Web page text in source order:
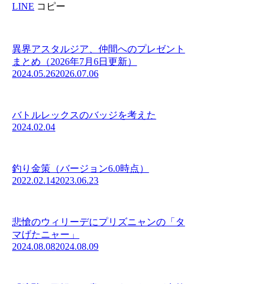
LINE コピー
異界アスタルジア、仲間へのプレゼント
まとめ（2026年7月6日更新）
2024.05.262026.07.06
バトルレックスのバッジを考えた
2024.02.04
釣り金策（バージョン6.0時点）
2022.02.142023.06.23
悲愴のウィリーデにプリズニャンの「タ
マげたニャー」
2024.08.082024.08.09